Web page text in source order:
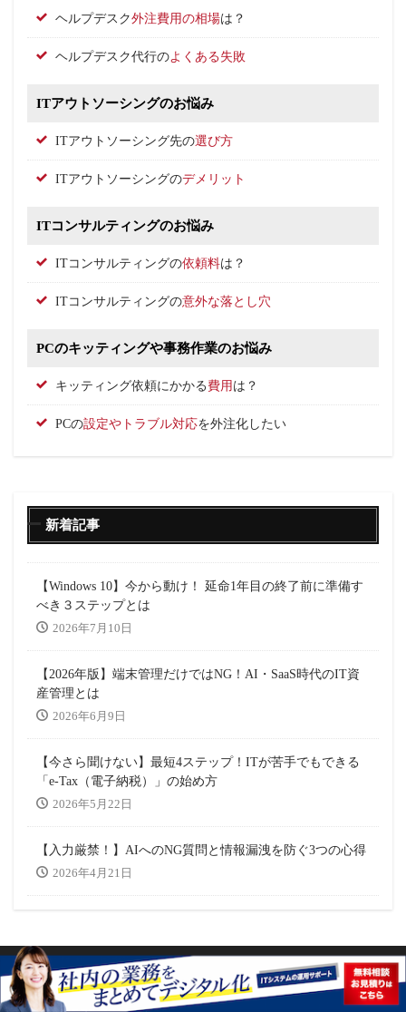
ヘルプデスク外注費用の相場は？
ヘルプデスク代行のよくある失敗
ITアウトソーシングのお悩み
ITアウトソーシング先の選び方
ITアウトソーシングのデメリット
ITコンサルティングのお悩み
ITコンサルティングの依頼料は？
ITコンサルティングの意外な落とし穴
PCのキッティングや事務作業のお悩み
キッティング依頼にかかる 費用 は？
PCの設定やトラブル対応を外注化したい
新着記事
【Windows 10】今から動け！ 延命1年目の終了前に準備す
べき３ステップとは
2026年7月10日
【2026年版】端末管理だけではNG！AI・SaaS時代のIT資
産管理とは
2026年6月9日
【今さら聞けない】最短4ステップ！ITが苦手でもできる
「e-Tax（電子納税）」の始め方
2026年5月22日
【入力厳禁！】AIへのNG質問と情報漏洩を防ぐ3つの心得
2026年4月21日